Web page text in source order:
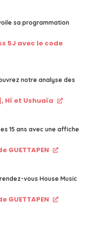
sa programmation
5J avec le code
notre analyse des
Hï et Ushuaïa
15 ans avec une affiche
GUETTAPEN
vous House Music
GUETTAPEN